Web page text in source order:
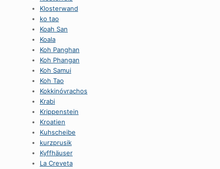
Klosterwand
ko tao
Koah San
Koala
Koh Panghan
Koh Phangan
Koh Samui
Koh Tao
Kokkinóvrachos
Krabi
Krippenstein
Kroatien
Kuhscheibe
kurzprusik
Kyffhäuser
La Creveta